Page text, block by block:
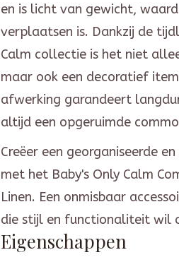
en is licht van gewicht,
verplaatsen is. Dankzij de
Calm collectie is het niet
maar ook een decoratief
afwerking garandeert
altijd een opgeruimde
Creëer een georganiseerde
met het Baby's Only Calm
Linen. Een onmisbaar
die stijl en functionaliteit wil
Eigenschappen